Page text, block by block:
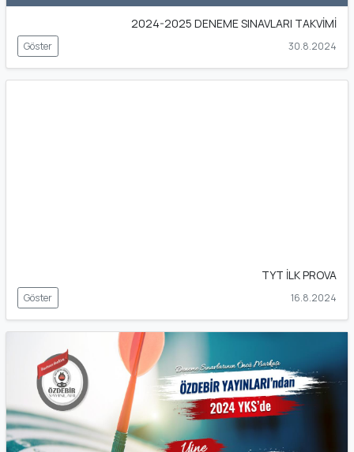
2024-2025 DENEME SINAVLARI TAKVİMİ
Göster 30.8.2024
TYT İLK PROVA
Göster 16.8.2024